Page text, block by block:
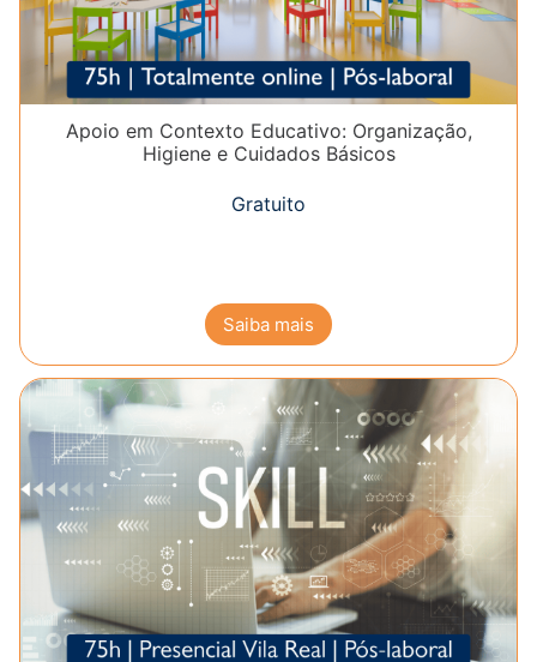
Apoio em Contexto Educativo: Organização,
Higiene e Cuidados Básicos
Gratuito
Saiba mais